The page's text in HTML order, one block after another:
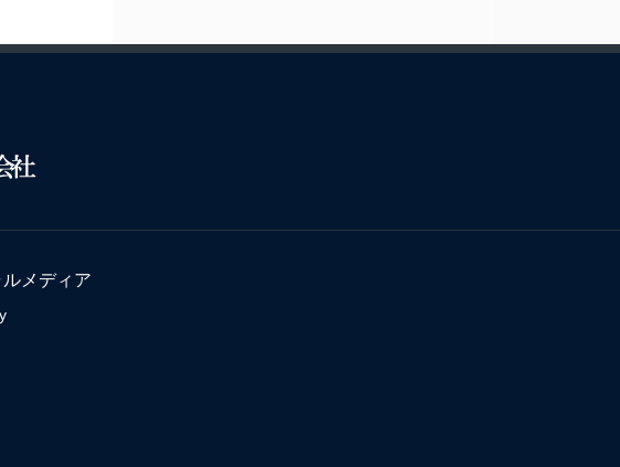
メディア